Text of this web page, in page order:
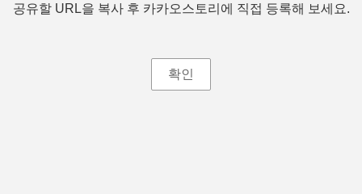
공유할 URL을 복사 후 카카오스토리에 직접 등록해 보세요.
확인